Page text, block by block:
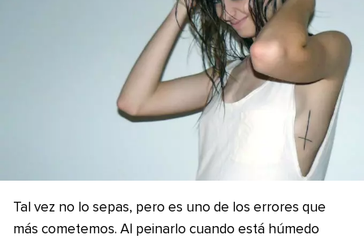
Tal vez no lo sepas, pero es uno de los errores que
más cometemos. Al peinarlo cuando está húmedo